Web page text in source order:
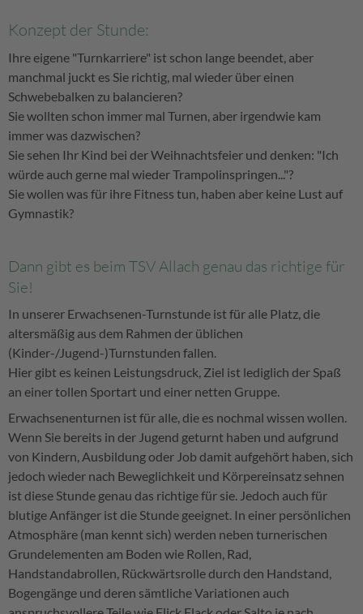
Konzept der Stunde:
Ihre eigene "Turnkarriere" ist schon lange beendet, aber
manchmal juckt es Sie richtig, mal wieder über einen
Schwebebalken zu balancieren?
Sie wollten schon immer mal Turnen, aber irgendwie kam
immer was dazwischen?
Sie sehen Ihr Kind bei der Weihnachtsfeier und denken: "Ich
würde auch gerne mal wieder Trampolinspringen..."?
Sie wollen was für ihre Fitness tun, haben aber keine Lust auf
Gymnastik?
Dann gibt es beim TSV Allach genau das richtige für
Sie!
In unserer Erwachsenen-Turnstunde ist für alle Platz, die
altersmäßig aus dem Rahmen der üblichen
(Kinder-/Jugend-)Turnstunden fallen.
Hier gibt es keinen Leistungsdruck, Ziel ist lediglich der Spaß
an einer tollen Sportart und einer netten Gruppe.
Erwachsenenturnen ist für alle, die es nochmal wissen wollen.
Wenn Sie bereits in der Jugend geturnt haben und aufgrund
von Kindern, Ausbildung oder Job damit aufgehört haben, sich
jedoch wieder nach Beweglichkeit und Körpereinsatz sehnen
ist diese Stunde genau das richtige für sie. Jedoch auch für
blutige Anfänger ist die Stunde geeignet. In einer persönlichen
Atmosphäre (man kennt sich) werden neben turnerischen
Grundelementen am Boden wie Rollen, Rad,
Handstandabrollen, Rückwärtsrolle durch den Handstand,
Bogengänge und deren sämtliche Variationen auch